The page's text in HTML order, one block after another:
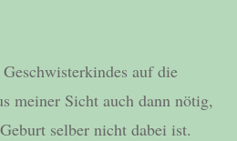
auf die
meiner Sicht auch dann nötig,
selber nicht dabei ist.